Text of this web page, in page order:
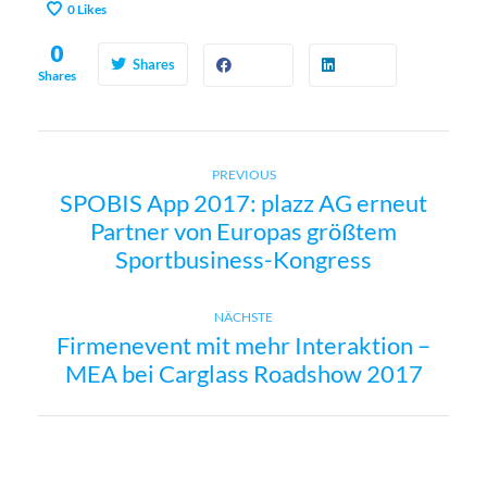
0Likes
0
Shares
Shares
PREVIOUSPrevious
post:
SPOBIS App 2017: plazz AG erneut
Partner von Europas größtem
Sportbusiness-Kongress
NÄCHSTENext
post:
Firmenevent mit mehr Interaktion –
MEA bei Carglass Roadshow 2017